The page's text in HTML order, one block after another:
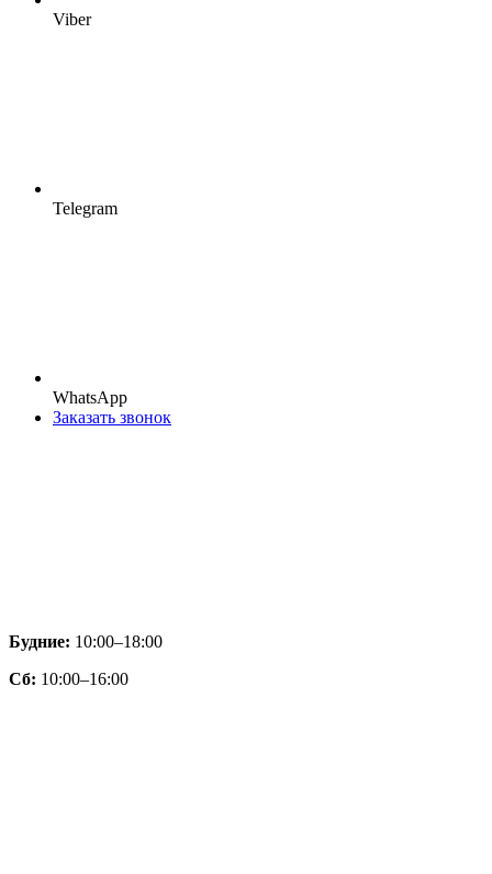
Viber
Telegram
WhatsApp
Заказать звонок
Будние: 10:00–18:00
Сб: 10:00–16:00